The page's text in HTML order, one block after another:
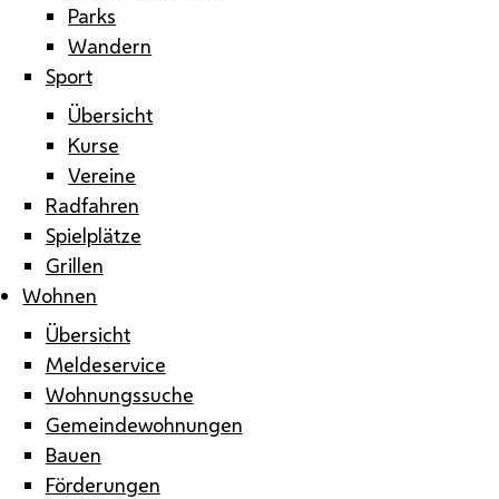
Parks
Wandern
Sport
Übersicht
Kurse
Vereine
Radfahren
Spielplätze
Grillen
Wohnen
Übersicht
Meldeservice
Wohnungssuche
Gemeindewohnungen
Bauen
Förderungen